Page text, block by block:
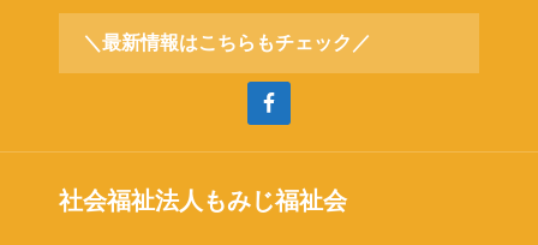
＼最新情報はこちらもチェック／
社会福祉法人もみじ福祉会